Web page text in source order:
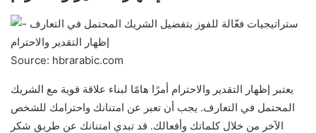
Source: hbrarabic.com
يعتبر إظهار التقدير والاحترام أمرًا هامًا لبناء علاقة قوية مع الشريك
المحتمل في التعارف. يجب أن تعبر عن امتنانك واحترامك للشخص
الآخر من خلال كلماتك وأفعالك. قد تبدي امتنانك عن طريق شكر